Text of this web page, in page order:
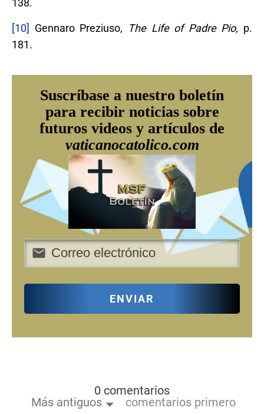
[10] Gennaro Preziuso, The Life of Padre Pio, p.
181.
Suscríbase a nuestro boletín
para recibir noticias sobre
futuros videos y artículos de
vaticanocatolico.com
ENVIAR
0 comentarios
Más antiguos
comentarios primero